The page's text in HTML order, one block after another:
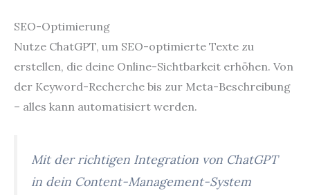
SEO-Optimierung
Nutze ChatGPT, um SEO-optimierte Texte zu
erstellen, die deine Online-Sichtbarkeit erhöhen. Von
der Keyword-Recherche bis zur Meta-Beschreibung
– alles kann automatisiert werden.
Mit der richtigen Integration von ChatGPT
in dein Content-Management-System